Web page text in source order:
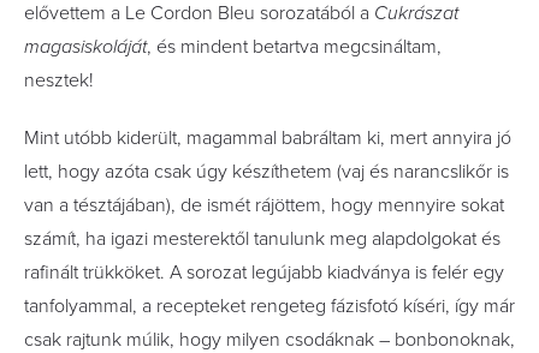
elővettem a Le Cordon Bleu sorozatából a Cukrászat
magasiskoláját, és mindent betartva megcsináltam,
nesztek!
Mint utóbb kiderült, magammal babráltam ki, mert annyira jó
lett, hogy azóta csak úgy készíthetem (vaj és narancslikőr is
van a tésztájában), de ismét rájöttem, hogy mennyire sokat
számít, ha igazi mesterektől tanulunk meg alapdolgokat és
rafinált trükköket. A sorozat legújabb kiadványa is felér egy
tanfolyammal, a recepteket rengeteg fázisfotó kíséri, így már
csak rajtunk múlik, hogy milyen csodáknak – bonbonoknak,